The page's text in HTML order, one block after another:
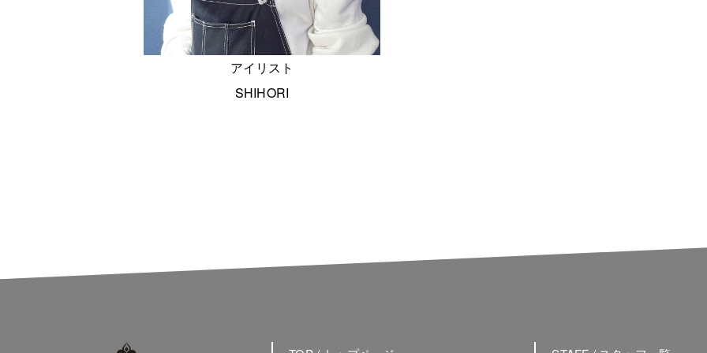
アイリスト
SHIHORI